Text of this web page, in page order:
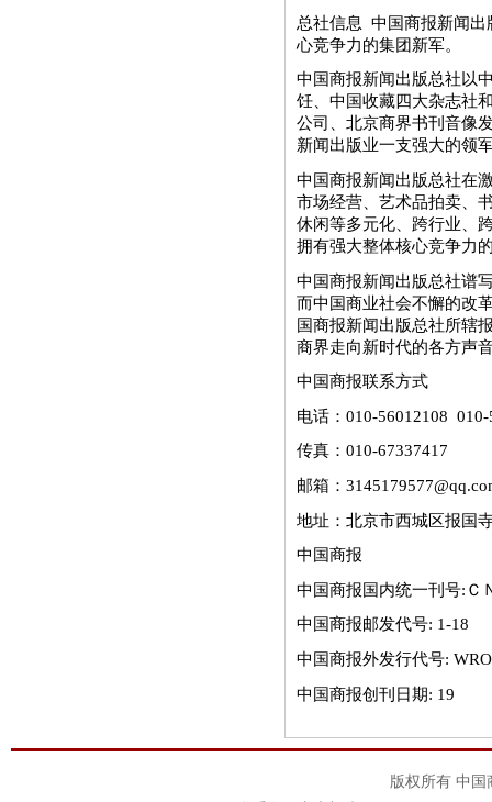
总社信息 中国商报新闻出
心竞争力的集团新军。
中国商报新闻出版总社以
饪、中国收藏四大杂志社
公司、北京商界书刊音像
新闻出版业一支强大的领
中国商报新闻出版总社在
市场经营、艺术品拍卖、
休闲等多元化、跨行业、
拥有强大整体核心竞争力
中国商报新闻出版总社谱
而中国商业社会不懈的改
国商报新闻出版总社所辖
商界走向新时代的各方声
中国商报联系方式
电话：010-56012108 010-
传真：010-67337417
邮箱：
地址：北京市西城区报国
中国商报
中国商报国内统一刊号:Ｃ
中国商报邮发代号: 1-18
中国商报外发行代号:
中国商报创刊日期: 19
版权所有 中